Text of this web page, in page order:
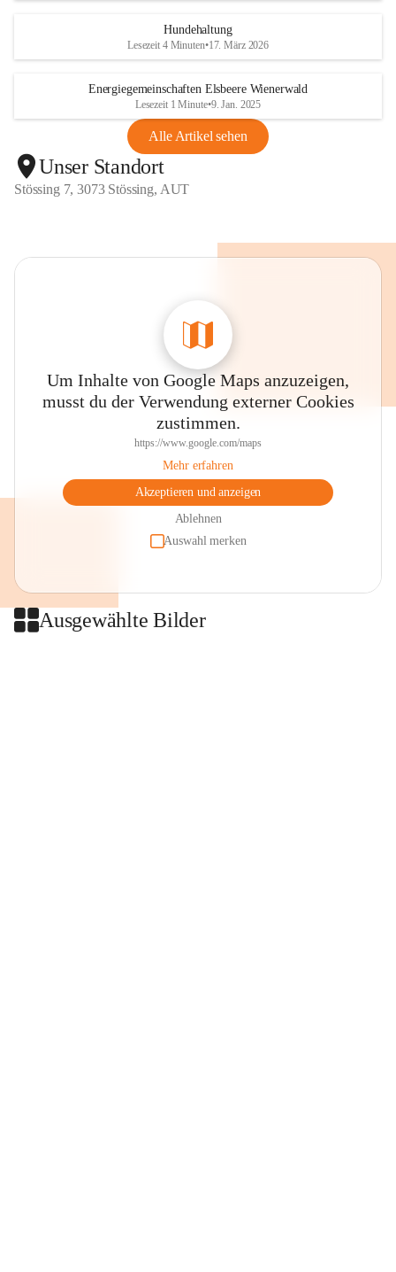
Hundehaltung
Lesezeit 4 Minuten•17. März 2026
Energiegemeinschaften Elsbeere Wienerwald
Lesezeit 1 Minute•9. Jan. 2025
Alle Artikel sehen
Unser Standort
Stössing 7, 3073 Stössing, AUT
Um Inhalte von Google Maps anzuzeigen,
musst du der Verwendung externer Cookies
zustimmen.
https://www.google.com/maps
Mehr erfahren
Akzeptieren und anzeigen
Ablehnen
Auswahl merken
Ausgewählte Bilder